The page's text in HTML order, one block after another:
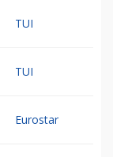
TUI
TUI
Eurostar